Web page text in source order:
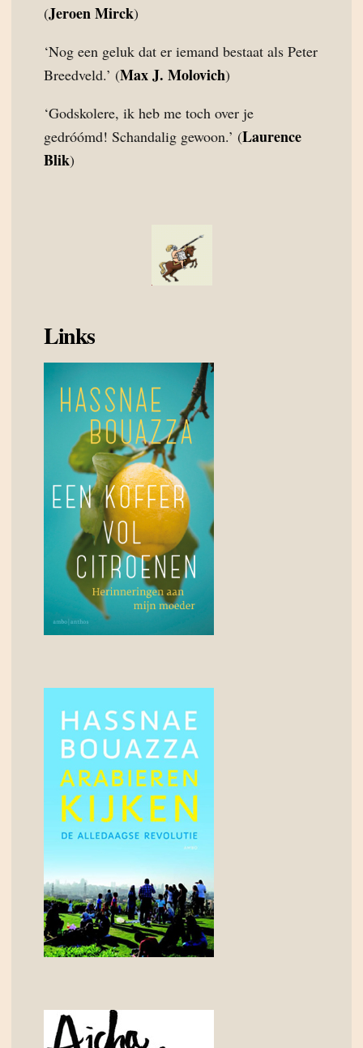
(Jeroen Mirck)
‘Nog een geluk dat er iemand bestaat als Peter
Breedveld.’ (Max J. Molovich)
‘Godskolere, ik heb me toch over je
gedróómd! Schandalig gewoon.’ (Laurence
Blik)
Links